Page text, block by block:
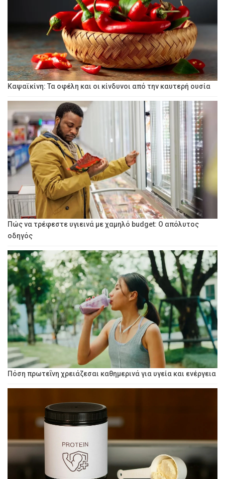
Καψαϊκίνη: Τα οφέλη και οι κίνδυνοι από την καυτερή ουσία
Πώς να τρέφεστε υγιεινά με χαμηλό budget: Ο απόλυτος
οδηγός
Πόση πρωτεΐνη χρειάζεσαι καθημερινά για υγεία και ενέργεια